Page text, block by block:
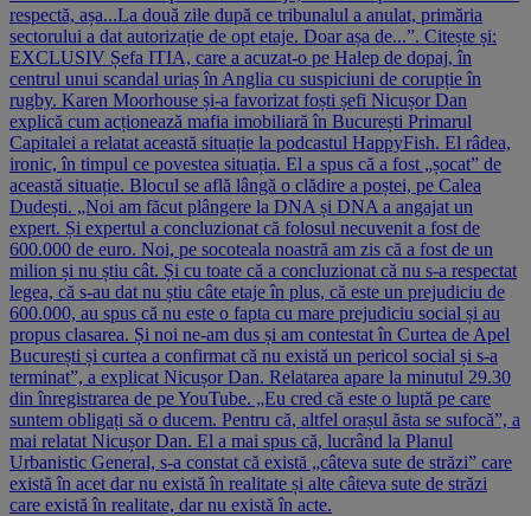
respectă, așa...La două zile după ce tribunalul a anulat, primăria
sectorului a dat autorizație de opt etaje. Doar așa de...”. Citește și:
EXCLUSIV Șefa ITIA, care a acuzat-o pe Halep de dopaj, în
centrul unui scandal uriaș în Anglia cu suspiciuni de corupție în
rugby. Karen Moorhouse și-a favorizat foști șefi Nicușor Dan
explică cum acționează mafia imobiliară în București Primarul
Capitalei a relatat această situație la podcastul HappyFish. El râdea,
ironic, în timpul ce povestea situația. El a spus că a fost „șocat” de
această situație. Blocul se află lângă o clădire a poștei, pe Calea
Dudești. „Noi am făcut plângere la DNA și DNA a angajat un
expert. Și expertul a concluzionat că folosul necuvenit a fost de
600.000 de euro. Noi, pe socoteala noastră am zis că a fost de un
milion și nu știu cât. Și cu toate că a concluzionat că nu s-a respectat
legea, că s-au dat nu știu câte etaje în plus, că este un prejudiciu de
600.000, au spus că nu este o fapta cu mare prejudiciu social și au
propus clasarea. Și noi ne-am dus și am contestat în Curtea de Apel
București și curtea a confirmat că nu există un pericol social și s-a
terminat”, a explicat Nicușor Dan. Relatarea apare la minutul 29.30
din înregistrarea de pe YouTube. „Eu cred că este o luptă pe care
suntem obligați să o ducem. Pentru că, altfel orașul ăsta se sufocă”, a
mai relatat Nicușor Dan. El a mai spus că, lucrând la Planul
Urbanistic General, s-a constat că există „câteva sute de străzi” care
există în acet dar nu există în realitate și alte câteva sute de străzi
care există în realitate, dar nu există în acte.